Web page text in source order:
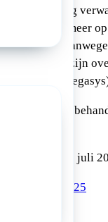
en 180ug
contact meer
(Pegasys).
het tekort zijn
alfa-2a
het volledige
is geldig t/m 1 juli
16 mei 2025